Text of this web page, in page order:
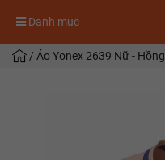
Danh mục
/ Áo Yonex 2639 Nữ - Hồng